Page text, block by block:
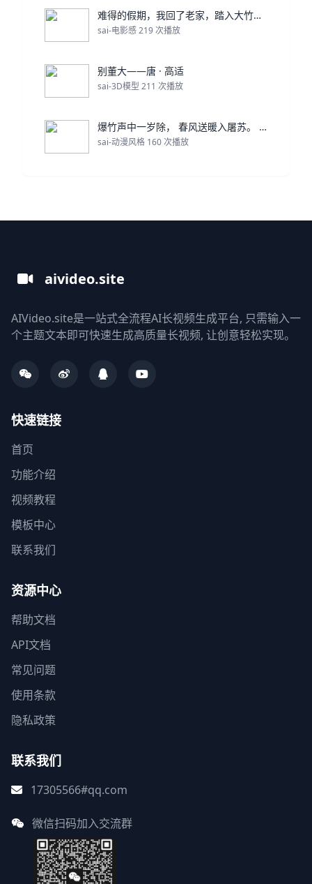
难得的假期，我回了老家，踏入大竹县的清河古镇。
sai-电影感 219 次播放
别董大——唐 · 高适
sai-3D模型 211 次播放
爆竹声中一岁除， 春风送暖入屠苏。 千门万户曈曈日
sai-动漫风格 160 次播放
aivideo.site
AIVideo.site是一站式全流程AI长视频生成平台, 只需输入一
个主题文本即可快速生成高质量长视频, 让创意轻松实现。
快速链接
首页
功能介绍
视频教程
模板中心
联系我们
资源中心
帮助文档
API文档
常见问题
使用条款
隐私政策
联系我们
17305566#qq.com
微信扫码加入交流群